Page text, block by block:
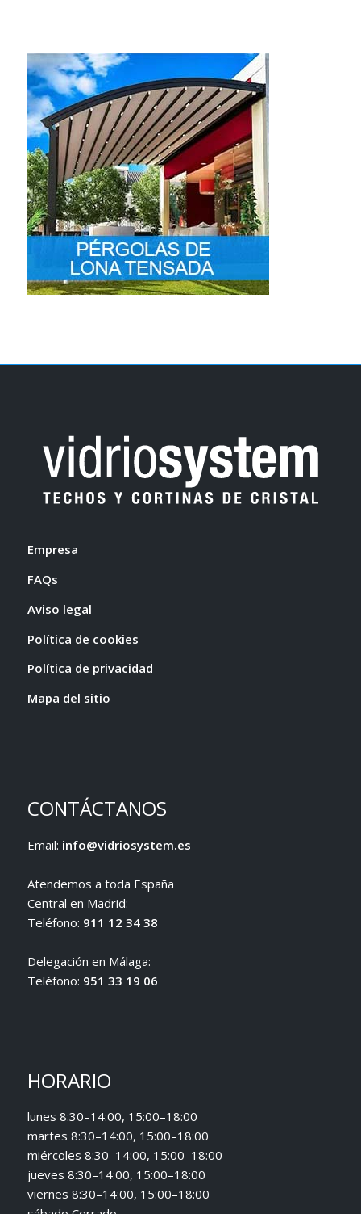
Empresa
FAQs
Aviso legal
Política de cookies
Política de privacidad
Mapa del sitio
CONTÁCTANOS
Email: info@vidriosystem.es
Atendemos a toda España
Central en Madrid:
Teléfono: 911 12 34 38
Delegación en Málaga:
Teléfono: 951 33 19 06
HORARIO
lunes 8:30–14:00, 15:00–18:00
martes 8:30–14:00, 15:00–18:00
miércoles 8:30–14:00, 15:00–18:00
jueves 8:30–14:00, 15:00–18:00
viernes 8:30–14:00, 15:00–18:00